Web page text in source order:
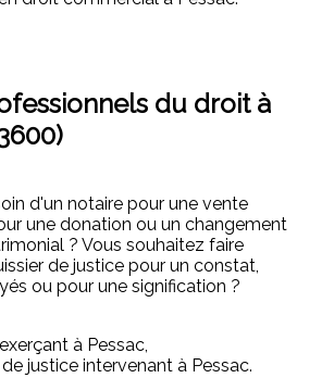
du droit à
d'un notaire pour une vente
une donation ou un changement
? Vous souhaitez faire
de justice pour un constat,
ou pour une signification ?
à Pessac,
de justice intervenant à Pessac.